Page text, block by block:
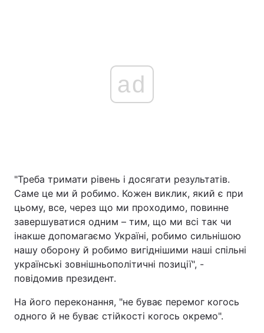
ad
"Треба тримати рівень і досягати результатів.
Саме це ми й робимо. Кожен виклик, який є при
цьому, все, через що ми проходимо, повинне
завершуватися одним – тим, що ми всі так чи
інакше допомагаємо Україні, робимо сильнішою
нашу оборону й робимо вигіднішими наші спільні
українські зовнішньополітичні позиції", -
повідомив президент.
На його переконання, "не буває перемог когось
одного й не буває стійкості когось окремо".